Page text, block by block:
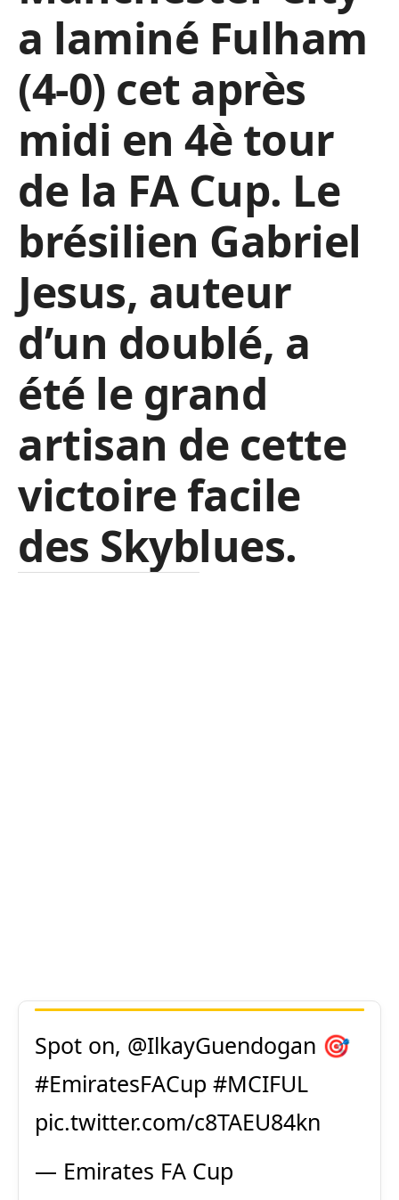
a laminé Fulham
(4-0) cet après
midi en 4è tour
de la FA Cup. Le
brésilien Gabriel
Jesus, auteur
d’un doublé, a
été le grand
artisan de cette
victoire facile
des Skyblues.
Spot on, @IlkayGuendogan 🎯
#EmiratesFACup #MCIFUL
pic.twitter.com/c8TAEU84kn
— Emirates FA Cup